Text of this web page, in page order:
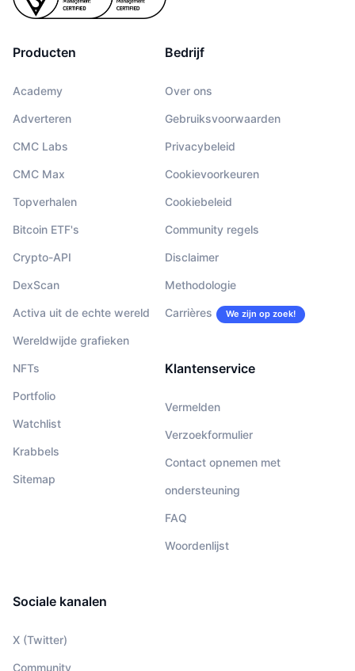
Producten
Academy
Adverteren
CMC Labs
CMC Max
Topverhalen
Bitcoin ETF's
Crypto-API
DexScan
Activa uit de echte wereld
Wereldwijde grafieken
NFTs
Portfolio
Watchlist
Krabbels
Sitemap
Bedrijf
Over ons
Gebruiksvoorwaarden
Privacybeleid
Cookievoorkeuren
Cookiebeleid
Community regels
Disclaimer
Methodologie
Carrières We zijn op zoek!
Klantenservice
Vermelden
Verzoekformulier
Contact opnemen met
ondersteuning
FAQ
Woordenlijst
Sociale kanalen
X (Twitter)
Community